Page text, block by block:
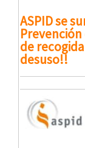
ASPID se
Prevención
de
desuso!!